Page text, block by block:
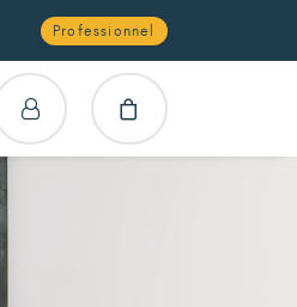
Professionnel